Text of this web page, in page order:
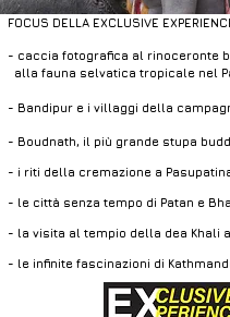
FOCUS DELLA EXCLUSIVE
- caccia fotografica al rinoceronte
alla fauna selvatica tropicale nel
- Bandipur e i villaggi della
- Boudnath, il più grande stupa
- i riti della cremazione a
- le città senza tempo di Patan e
- la visita al tempio della dea Khali a
- le infinite fascinazioni di